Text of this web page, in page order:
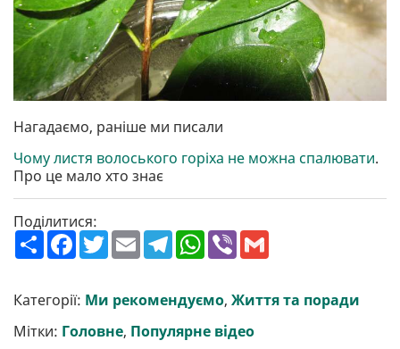
Нагадаємо, раніше ми писали
Чому листя волоського горіха не можна спалювати.
Про це мало хто знає
Поділитися:
П
о
р
и
т
и
F
a
b
o
o
k
T
w
e
r
E
m
l
T
e
g
r
a
m
W
h
s
A
p
p
V
r l
Категорії: Ми рекомендуємо, Життя та поради
Мітки: Головне, Популярне відео